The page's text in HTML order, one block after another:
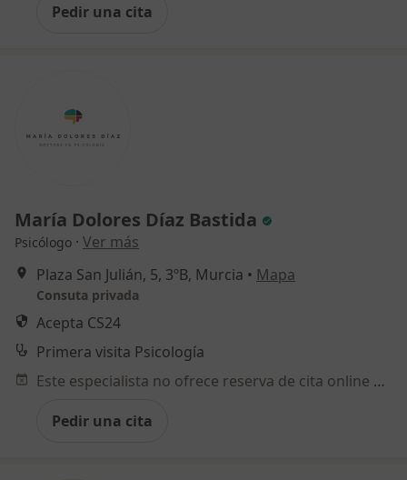
Pedir una cita
María Dolores Díaz Bastida
Psicólogo · Ver más
Plaza San Julián, 5, 3ºB, Murcia • Mapa
Consuta privada
Acepta CS24
Primera visita Psicología
Este especialista no ofrece reserva de cita online en esta dirección.
Pedir una cita